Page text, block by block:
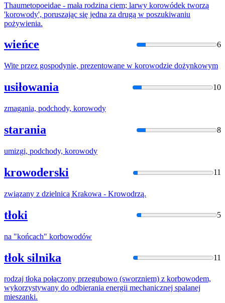
Thaumetopoeidae - mała rodzina ciem; larwy korowódek tworzą
'korowody', poruszając się jedna za drugą w poszukiwaniu
pożywienia.
wieńce 6
Wite przez gospodynie, prezentowane w korowodzie dożynkowym
usiłowania 10
zmagania, podchody, korowody
starania 8
umizgi, podchody, korowody
krowoderski 11
związany z dzielnicą Krakowa - Krowodrzą.
tłoki 5
na "końcach" korbowodów
tłok silnika 11
rodzaj tłoka połączony przegubowo (sworzniem) z korbowodem,
wykorzystywany do odbierania energii mechanicznej spalanej
mieszanki.